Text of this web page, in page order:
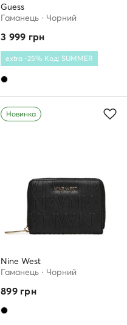
Guess
Гаманець · Чорний
3 999 грн
extra -25% Код: SUMMER
Новинка
Nine West
Гаманець · Чорний
899грн